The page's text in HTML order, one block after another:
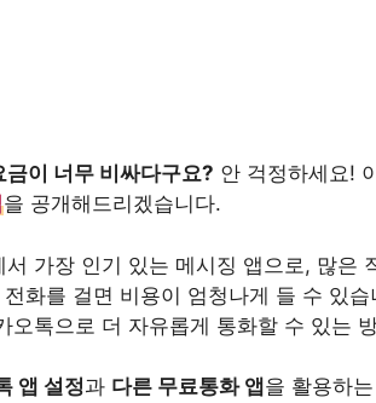
금이 너무 비싸다구요? 안 걱정하세요!
을 공개해드리겠습니다.
서 가장 인기 있는 메시징 앱으로, 많은
화를 걸면 비용이 엄청나게 들 수 있
오톡으로 더 자유롭게 통화할 수 있는
앱 설정과 다른 무료통화 앱 을 활용하